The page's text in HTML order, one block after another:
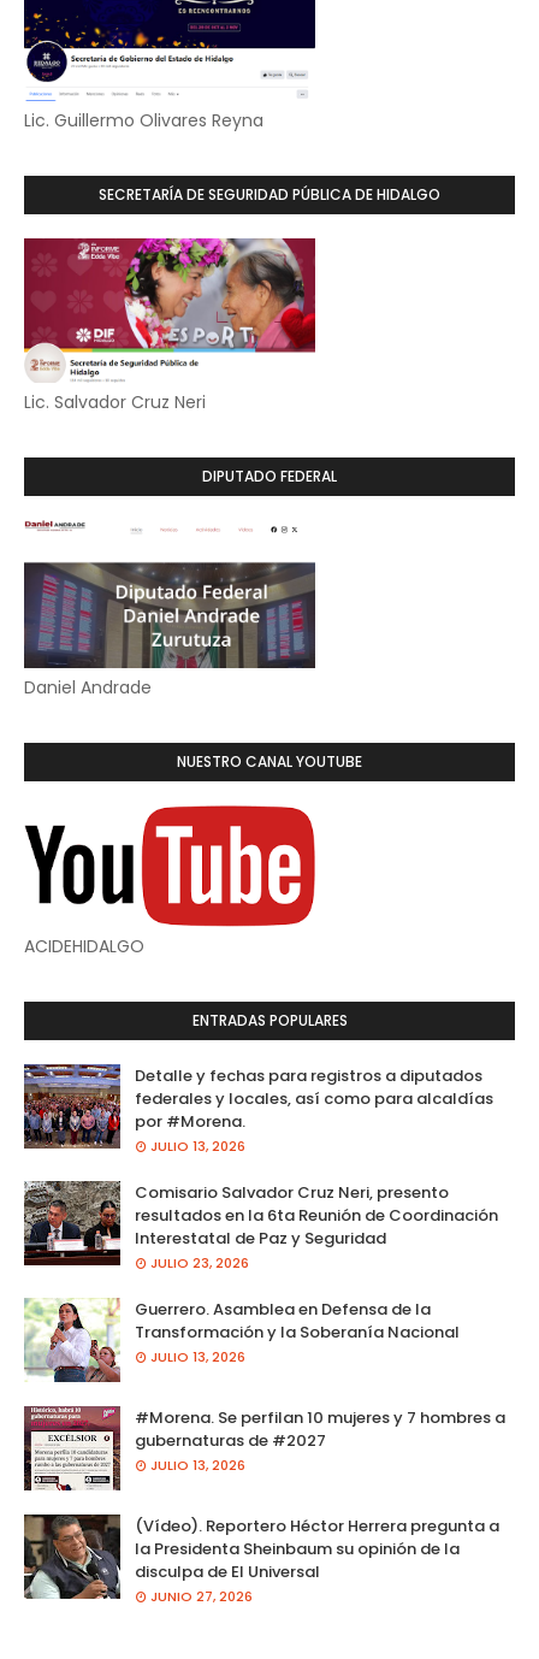
Lic. Guillermo Olivares Reyna
SECRETARÍA DE SEGURIDAD PÚBLICA DE HIDALGO
Lic. Salvador Cruz Neri
DIPUTADO FEDERAL
Daniel Andrade
NUESTRO CANAL YOUTUBE
ACIDEHIDALGO
ENTRADAS POPULARES
Detalle y fechas para registros a diputados
federales y locales, así como para alcaldías
por #Morena.
JULIO 13, 2026
Comisario Salvador Cruz Neri, presento
resultados en la 6ta Reunión de Coordinación
Interestatal de Paz y Seguridad
JULIO 23, 2026
Guerrero. Asamblea en Defensa de la
Transformación y la Soberanía Nacional
JULIO 13, 2026
#Morena. Se perfilan 10 mujeres y 7 hombres a
gubernaturas de #2027
JULIO 13, 2026
(Vídeo). Reportero Héctor Herrera pregunta a
la Presidenta Sheinbaum su opinión de la
disculpa de El Universal
JUNIO 27, 2026